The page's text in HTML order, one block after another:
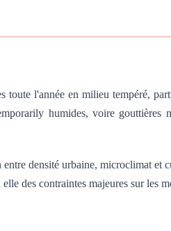
l'année en milieu tempéré,
humides, voire gouttières
densité urbaine, microclimat et
des contraintes majeures sur les